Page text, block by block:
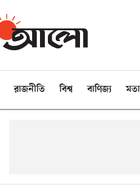
রাজনীতি বিশ্ব বাণিজ্য